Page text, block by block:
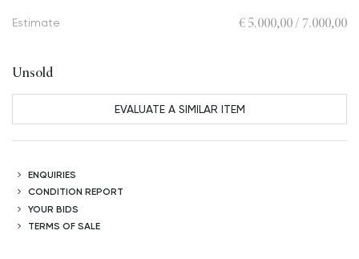
€ 5.000,00 / 7.000,00
Estimate
Unsold
EVALUATE A SIMILAR ITEM
ENQUIRIES
CONDITION REPORT
YOUR BIDS
TERMS OF SALE